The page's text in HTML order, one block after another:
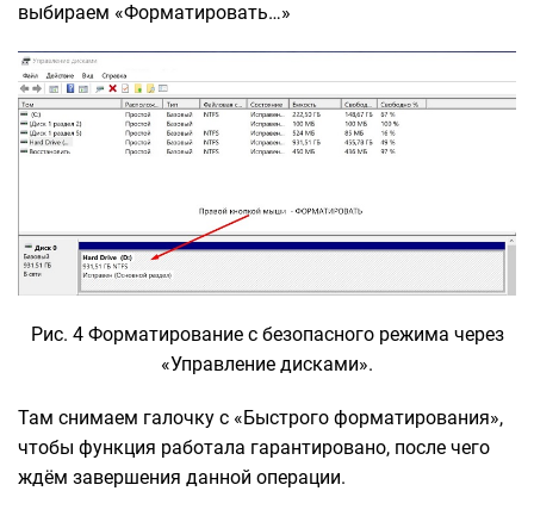
выбираем «Форматировать…»
Рис. 4 Форматирование с безопасного режима через
«Управление дисками».
Там снимаем галочку с «Быстрого форматирования»,
чтобы функция работала гарантировано, после чего
ждём завершения данной операции.